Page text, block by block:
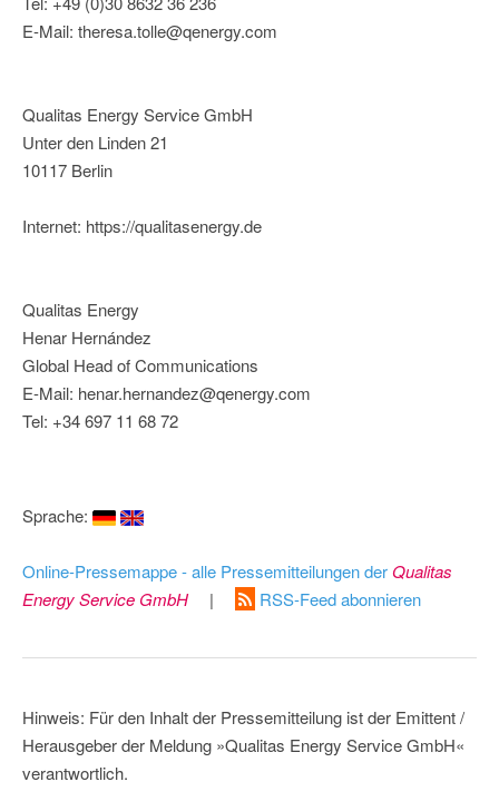
E-Mail: theresa.tolle@qenergy.com
Qualitas Energy Service GmbH
Unter den Linden 21
10117 Berlin
Internet: https://qualitasenergy.de
Qualitas Energy
Henar Hernández
Global Head of Communications
E-Mail: henar.hernandez@qenergy.com
Tel: +34 697 11 68 72
Sprache:
Online-Pressemappe - alle Pressemitteilungen derQualitas
Energy Service GmbH
| RSS-Feed abonnieren
Hinweis: Für den Inhalt der Pressemitteilung ist der Emittent /
Herausgeber der Meldung »Qualitas Energy Service GmbH«
verantwortlich.